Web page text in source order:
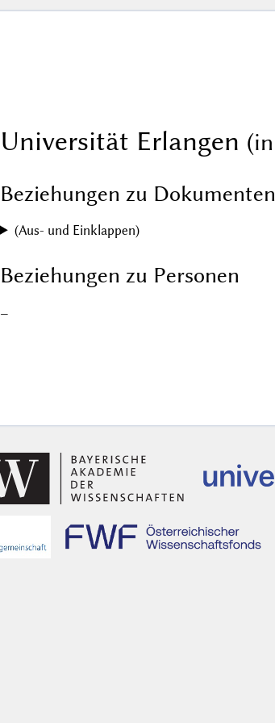
Universität Erlangen (in
Beziehungen zu Dokumenten
(Aus- und Einklappen)
Beziehungen zu Personen
–